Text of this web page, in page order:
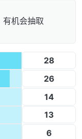
有机会抽取
28
26
14
13
6